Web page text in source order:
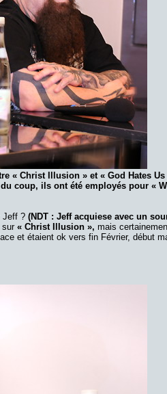
« Christ Illusion » et « God Hates
coup, ils ont été employés pour «
Jeff ? (NDT : Jeff acquiese avec un
sur « Christ Illusion », mais
et étaient ok vers fin Février, début